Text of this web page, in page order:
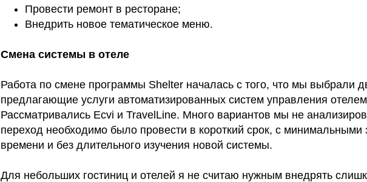
Провести ремонт в ресторане;
Внедрить новое тематическое меню.
Смена системы в отеле
Работа по смене программы Shelter началась с того, что мы выбрали
предлагающие услуги автоматизированных систем управления
Рассматривались Ecvi и TravelLine. Много вариантов мы не
переход необходимо было провести в короткий срок, с минимальными
времени и без длительного изучения новой системы.
Для небольших гостиниц и отелей я не считаю нужным внедрять